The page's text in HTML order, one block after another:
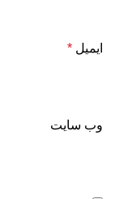
ایمیل *
وب‌ سایت